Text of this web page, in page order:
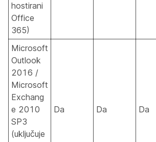
hostirani
Office
365)
Microsoft
Outlook
2016 /
Microsoft
Exchang
e 2010
SP3
(uključuje
Da Da Da